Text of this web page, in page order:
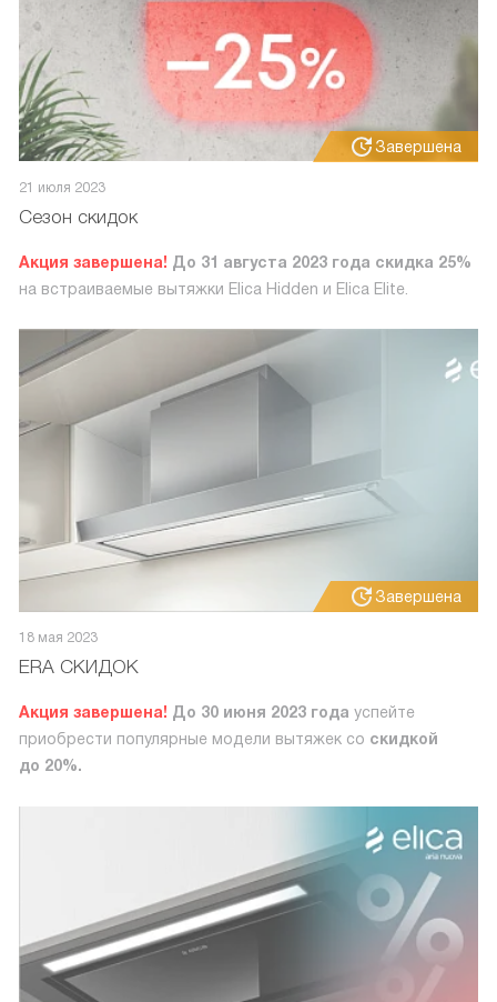
Завершена
21 июля 2023
Сезон скидок
Акция завершена! До 31 августа 2023 года скидка 25%
на встраиваемые вытяжки Elica Hidden и Elica Elite.
Завершена
18 мая 2023
ERA СКИДОК
Акция завершена! До 30 июня 2023 года успейте
приобрести популярные модели вытяжек со скидкой
до 20%.